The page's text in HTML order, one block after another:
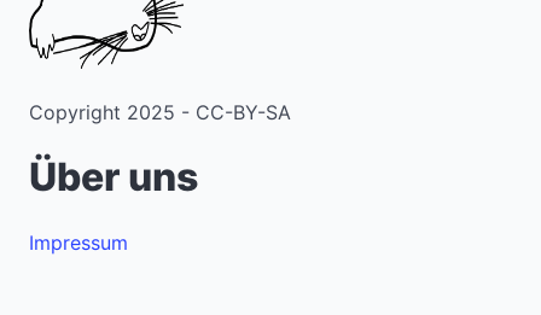
Copyright 2025 - CC-BY-SA
Über uns
Impressum